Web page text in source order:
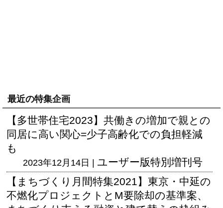
最近の特集企画
【多世帯住宅2023】共働きの増加で親との
同居に高い関心=少子高齢化での負担軽減
も
2023年12月14日 | ユーザー版特別増刊号
【まちづくり月間特集2021】東京・中延の
不燃化プロジェクトとM要除却の基準案、